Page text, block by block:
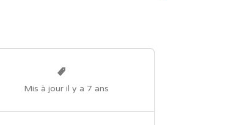
Mis à jour il y a 7 ans